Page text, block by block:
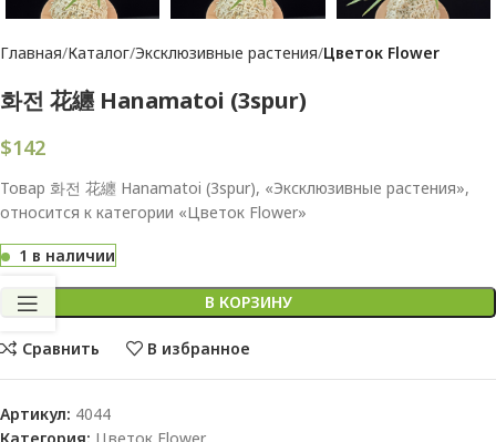
Главная Каталог Эксклюзивные растения Цветок Flower
화전 花纏 Hanamatoi (3spur)
$142
Товар 화전 花纏 Hanamatoi (3spur), «Эксклюзивные растения»,
относится к категории «Цветок Flower»
1 в наличии
В КОРЗИНУ
Сравнить В избранное
Артикул: 4044